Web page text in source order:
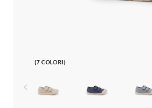
(7 COLORI)